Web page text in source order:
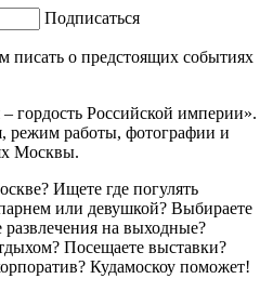
Подписаться
писать о предстоящих событиях
гордость Российской империи».
режим работы, фотографии и
Москвы.
Ищете где погулять
или девушкой? Выбираете
на выходные?
Посещаете выставки?
Кудамоскоу поможет!